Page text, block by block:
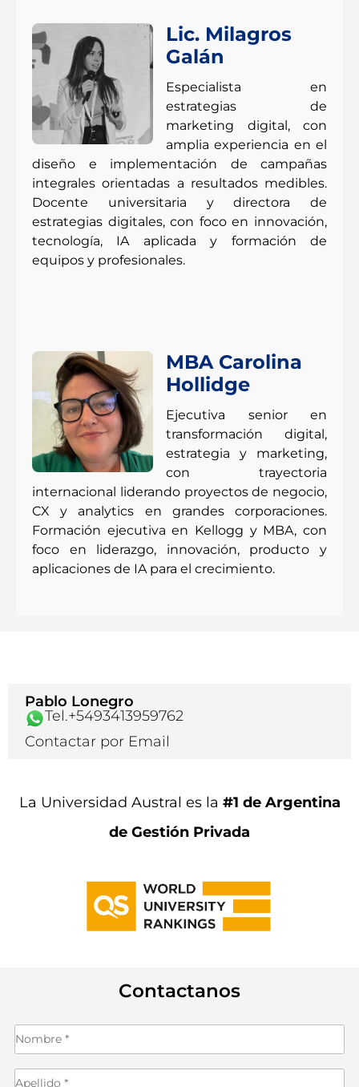
Lic. Milagros
Galán
Especialista en
estrategias de
marketing digital, con
amplia experiencia en el
diseño e implementación de campañas
integrales orientadas a resultados medibles.
Docente universitaria y directora de
estrategias digitales, con foco en innovación,
tecnología, IA aplicada y formación de
equipos y profesionales.
MBA Carolina
Hollidge
Ejecutiva senior en
transformación digital,
estrategia y marketing,
con trayectoria
internacional liderando proyectos de negocio,
CX y analytics en grandes corporaciones.
Formación ejecutiva en Kellogg y MBA, con
foco en liderazgo, innovación, producto y
aplicaciones de IA para el crecimiento.
Pablo Lonegro
Tel.+5493413959762
Contactar por Email
La Universidad Austral es la #1 de Argentina
de Gestión Privada